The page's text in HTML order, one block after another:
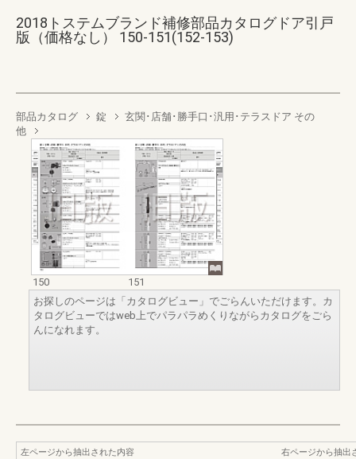
2018トステムブランド補修部品カタログドア引戸
版（価格なし） 150-151(152-153)
部品カタログ 錠
玄関･店舗･勝手口･汎用･テラスドア その
他
150
151
お探しのページは「カタログビュー」でごらんいただけます。カ
タログビューではweb上でパラパラめくりながらカタログをごら
んになれます。
左ページから抽出された内容
右ページから抽出